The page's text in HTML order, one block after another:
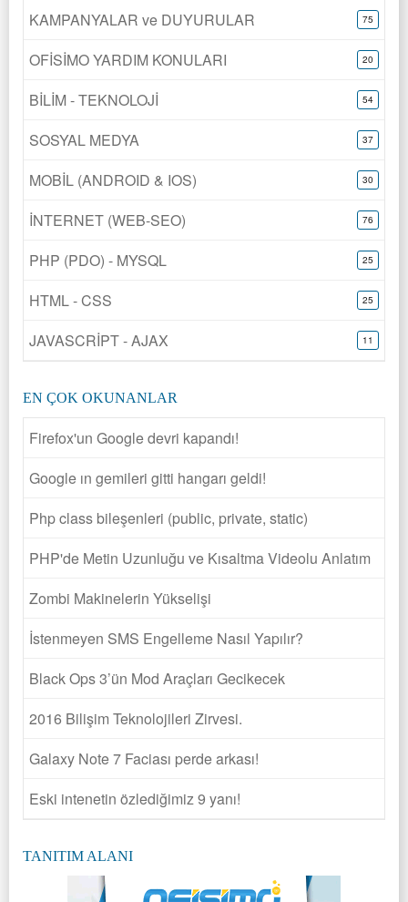
KAMPANYALAR ve DUYURULAR 75
OFİSİMO YARDIM KONULARI 20
BİLİM - TEKNOLOJİ 54
SOSYAL MEDYA 37
MOBİL (ANDROID & IOS) 30
İNTERNET (WEB-SEO) 76
PHP (PDO) - MYSQL 25
HTML - CSS 25
JAVASCRİPT - AJAX 11
EN ÇOK OKUNANLAR
Firefox'un Google devri kapandı!
Google ın gemileri gitti hangarı geldi!
Php class bileşenleri (public, private, static)
PHP'de Metin Uzunluğu ve Kısaltma Videolu Anlatım
Zombi Makinelerin Yükselişi
İstenmeyen SMS Engelleme Nasıl Yapılır?
Black Ops 3’ün Mod Araçları Gecikecek
2016 Bilişim Teknolojileri Zirvesi.
Galaxy Note 7 Faciası perde arkası!
Eski intenetin özlediğimiz 9 yanı!
TANITIM ALANI